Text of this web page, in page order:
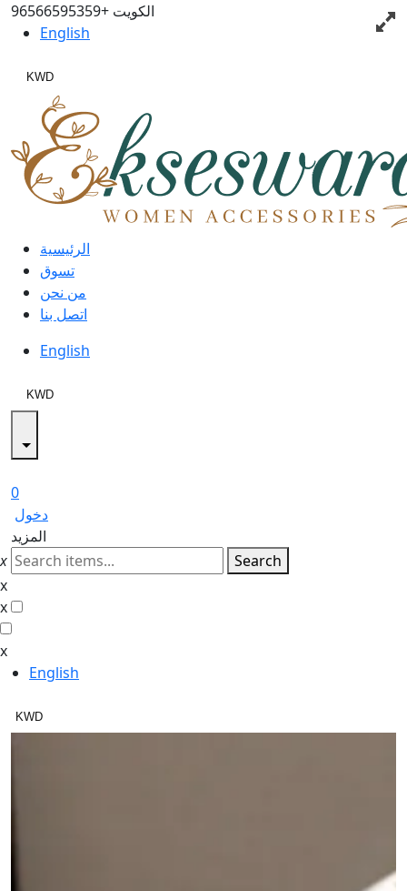
الكويت +96566595359
English
KWD
الرئيسية
تسوق
من نحن
اتصل بنا
English
KWD
0
دخول
المزيد
x
Search
x
x
x
English
KWD